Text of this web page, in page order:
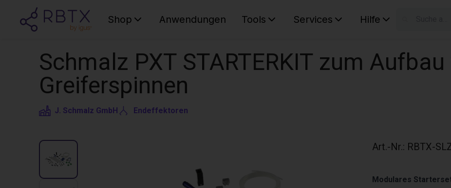
Shop Anwendungen Tools Services Hilfe
Schmalz PXT STARTERKIT zum
Greiferspinnen
J. Schmalz GmbH Endeffektoren
Art.-Nr.: RBTX-
Modulares